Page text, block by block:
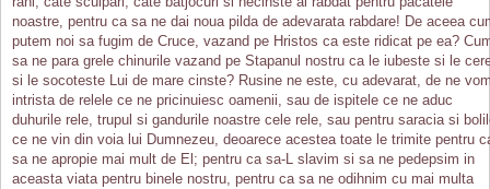
noastre, pentru ca sa ne dai noua pilda de adevarata rabdare! De aceea
putem noi sa fugim de Cruce, vazand pe Hristos ca este ridicat pe ea?
sa ne para grele chinurile vazand pe Stapanul nostru ca le iubeste si le
si le socoteste Lui de mare cinste? Rusine ne este, cu adevarat, de ne
intrista de relele ce ne pricinuiesc oamenii, sau de ispitele ce ne aduc
duhurile rele, trupul si gandurile noastre cele rele, sau pentru saracia si
ce ne vin din voia lui Dumnezeu, deoarece acestea toate le trimite pentru
sa ne apropie mai mult de El; pentru ca sa-L slavim si sa ne pedepsim in
aceasta viata pentru binele nostru, pentru ca sa ne odihnim cu mai multa